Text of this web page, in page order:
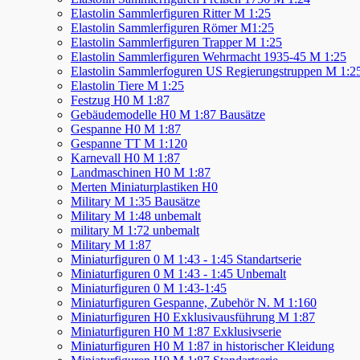
Elastolin Sammlerfiguren Ritter M 1:25
Elastolin Sammlerfiguren Römer M1:25
Elastolin Sammlerfiguren Trapper M 1:25
Elastolin Sammlerfiguren Wehrmacht 1935-45 M 1:25
Elastolin Sammlerfoguren US Regierungstruppen M
Elastolin Tiere M 1:25
Festzug H0 M 1:87
Gebäudemodelle H0 M 1:87 Bausätze
Gespanne H0 M 1:87
Gespanne TT M 1:120
Karnevall H0 M 1:87
Landmaschinen H0 M 1:87
Merten Miniaturplastiken H0
Military M 1:35 Bausätze
Military M 1:48 unbemalt
military M 1:72 unbemalt
Military M 1:87
Miniaturfiguren 0 M 1:43 - 1:45 Standartserie
Miniaturfiguren 0 M 1:43 - 1:45 Unbemalt
Miniaturfiguren 0 M 1:43-1:45
Miniaturfiguren Gespanne, Zubehör N. M 1:160
Miniaturfiguren H0 Exklusivausführung M 1:87
Miniaturfiguren H0 M 1:87 Exklusivserie
Miniaturfiguren H0 M 1:87 in historischer Kleidung